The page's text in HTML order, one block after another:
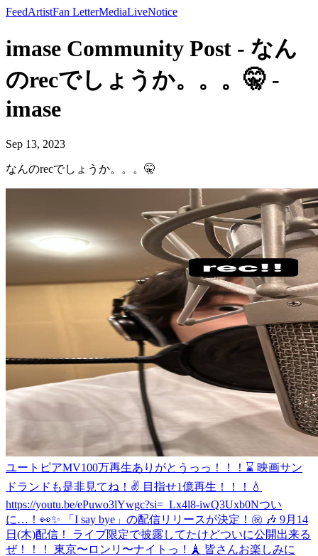
FeedArtistFan LetterMediaLiveNotice
imase Community Post - なん
のrecでしょうか。。。🤫 -
imase
Sep 13, 2023
なんのrecでしょうか。。。🤫
ユートピアMV100万再生ありがとうっっ！！！⌛️ 映画サン
ドランドも是非見てね！✌️ 目指せ1億再生！！！💧
https://youtu.be/ePuwo3lYwgc?si=_Lx4l8-iwQ3Uxb0Nつい
に…！👀✨ 「I say bye」の配信リリースが決定！㊗️ 🎶 9月14
日(木)配信！ ライブ限定で披露してたけどついに公開出来る
ぜ！！！ 東京〜ロンリ〜ナイトっ！🗼 皆さんお楽しみに